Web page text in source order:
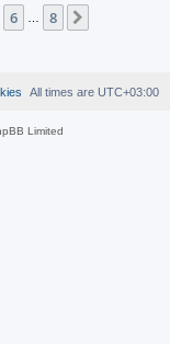
6 8
All times are UTC+03:00
Limited